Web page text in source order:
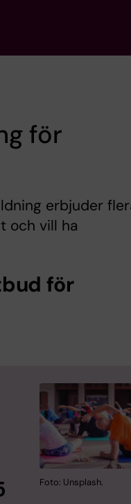
för
erbjuder
och vill ha
för
Foto: Unsplash.